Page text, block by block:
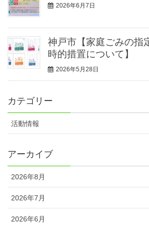
2026年6月7日
神戸市【家庭ごみの指
時的措置について】
2026年5月28日
カテゴリー
活動情報
アーカイブ
2026年8月
2026年7月
2026年6月